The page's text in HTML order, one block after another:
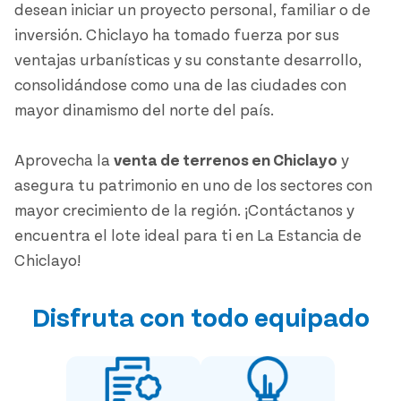
desean iniciar un proyecto personal, familiar o de
inversión. Chiclayo ha tomado fuerza por sus
ventajas urbanísticas y su constante desarrollo,
consolidándose como una de las ciudades con
mayor dinamismo del norte del país.
Aprovecha la venta de terrenos en Chiclayo y
asegura tu patrimonio en uno de los sectores con
mayor crecimiento de la región. ¡Contáctanos y
encuentra el lote ideal para ti en La Estancia de
Chiclayo!
Disfruta con todo equipado